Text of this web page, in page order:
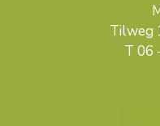
Tilweg
T 06